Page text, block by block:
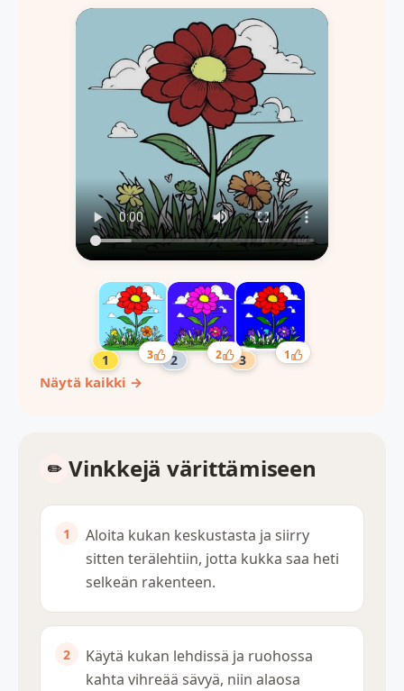
3 2 1
Näytä kaikki →
Vinkkejä värittämiseen
Aloita kukan keskustasta ja siirry
sitten terälehtiin, jotta kukka saa heti
selkeän rakenteen.
Käytä kukan lehdissä ja ruohossa
kahta vihreää sävyä, niin alaosa